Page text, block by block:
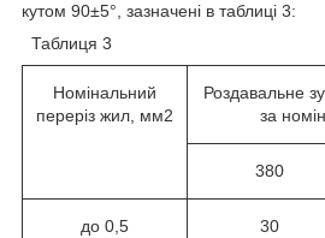
кутом 90±5°, зазначені в таблиці 3:
Таблиця 3
Номінальний
переріз жил, мм2
Роздавальне
за
380
до 0,5 30